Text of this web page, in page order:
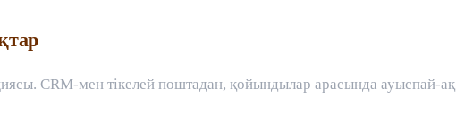
CRM-мен тікелей поштадан, қойындылар арасында ауыспай-ақ